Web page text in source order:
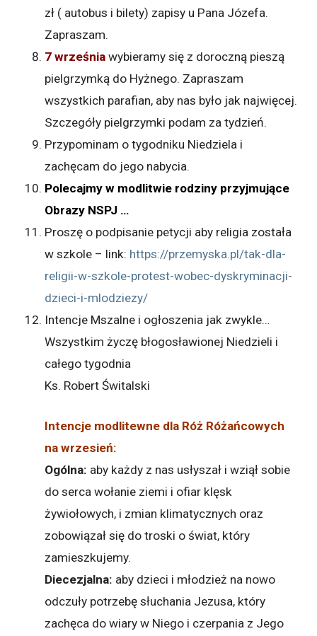
zł ( autobus i bilety) zapisy u Pana Józefa.
Zapraszam.
7 września wybieramy się z doroczną pieszą
pielgrzymką do Hyżnego. Zapraszam
wszystkich parafian, aby nas było jak najwięcej.
Szczegóły pielgrzymki podam za tydzień.
Przypominam o tygodniku Niedziela i
zachęcam do jego nabycia.
Polecajmy w modlitwie rodziny przyjmujące
Obrazy NSPJ …
Proszę o podpisanie petycji aby religia została
w szkole – link: https://przemyska.pl/tak-dla-
religii-w-szkole-protest-wobec-dyskryminacji-
dzieci-i-mlodziezy/
Intencje Mszalne i ogłoszenia jak zwykle…
Wszystkim życzę błogosławionej Niedzieli i
całego tygodnia
Ks. Robert Świtalski
Intencje modlitewne dla Róż Różańcowych
na wrzesień:
Ogólna: aby każdy z nas usłyszał i wziął sobie
do serca wołanie ziemi i ofiar klęsk
żywiołowych, i zmian klimatycznych oraz
zobowiązał się do troski o świat, który
zamieszkujemy.
Diecezjalna: aby dzieci i młodzież na nowo
odczuły potrzebę słuchania Jezusa, który
zachęca do wiary w Niego i czerpania z Jego